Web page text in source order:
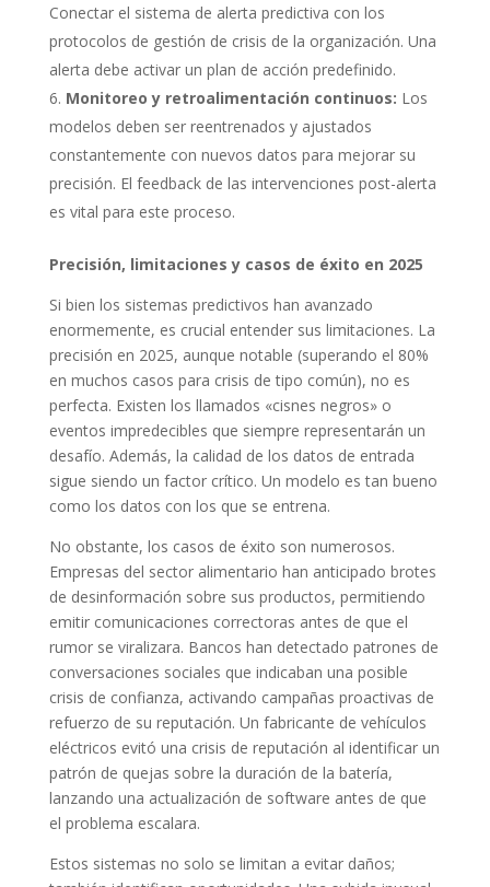
Conectar el sistema de alerta predictiva con los
protocolos de gestión de crisis de la organización. Una
alerta debe activar un plan de acción predefinido.
Monitoreo y retroalimentación continuos: Los
modelos deben ser reentrenados y ajustados
constantemente con nuevos datos para mejorar su
precisión. El feedback de las intervenciones post-alerta
es vital para este proceso.
Precisión, limitaciones y casos de éxito en 2025
Si bien los sistemas predictivos han avanzado
enormemente, es crucial entender sus limitaciones. La
precisión en 2025, aunque notable (superando el 80%
en muchos casos para crisis de tipo común), no es
perfecta. Existen los llamados «cisnes negros» o
eventos impredecibles que siempre representarán un
desafío. Además, la calidad de los datos de entrada
sigue siendo un factor crítico. Un modelo es tan bueno
como los datos con los que se entrena.
No obstante, los casos de éxito son numerosos.
Empresas del sector alimentario han anticipado brotes
de desinformación sobre sus productos, permitiendo
emitir comunicaciones correctoras antes de que el
rumor se viralizara. Bancos han detectado patrones de
conversaciones sociales que indicaban una posible
crisis de confianza, activando campañas proactivas de
refuerzo de su reputación. Un fabricante de vehículos
eléctricos evitó una crisis de reputación al identificar un
patrón de quejas sobre la duración de la batería,
lanzando una actualización de software antes de que
el problema escalara.
Estos sistemas no solo se limitan a evitar daños;